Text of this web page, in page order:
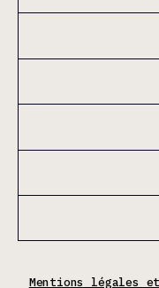
Mentions légales